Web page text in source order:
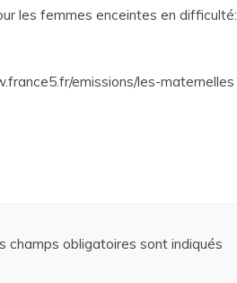
les femmes enceintes en difficulté:
emissions/les-maternelles
champs obligatoires sont indiqués